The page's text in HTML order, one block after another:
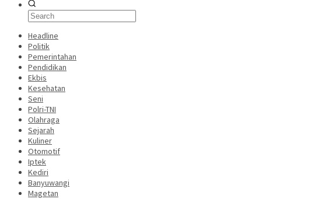
Headline
Politik
Pemerintahan
Pendidikan
Ekbis
Kesehatan
Seni
Polri-TNI
Olahraga
Sejarah
Kuliner
Otomotif
Iptek
Kediri
Banyuwangi
Magetan